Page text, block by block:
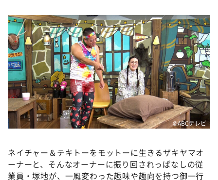
©ABCテレビ
ネイチャー＆テキトーをモットーに生きるザキヤマオ
ーナーと、そんなオーナーに振り回されっぱなしの従
業員・塚地が、一風変わった趣味や趣向を持つ御一行